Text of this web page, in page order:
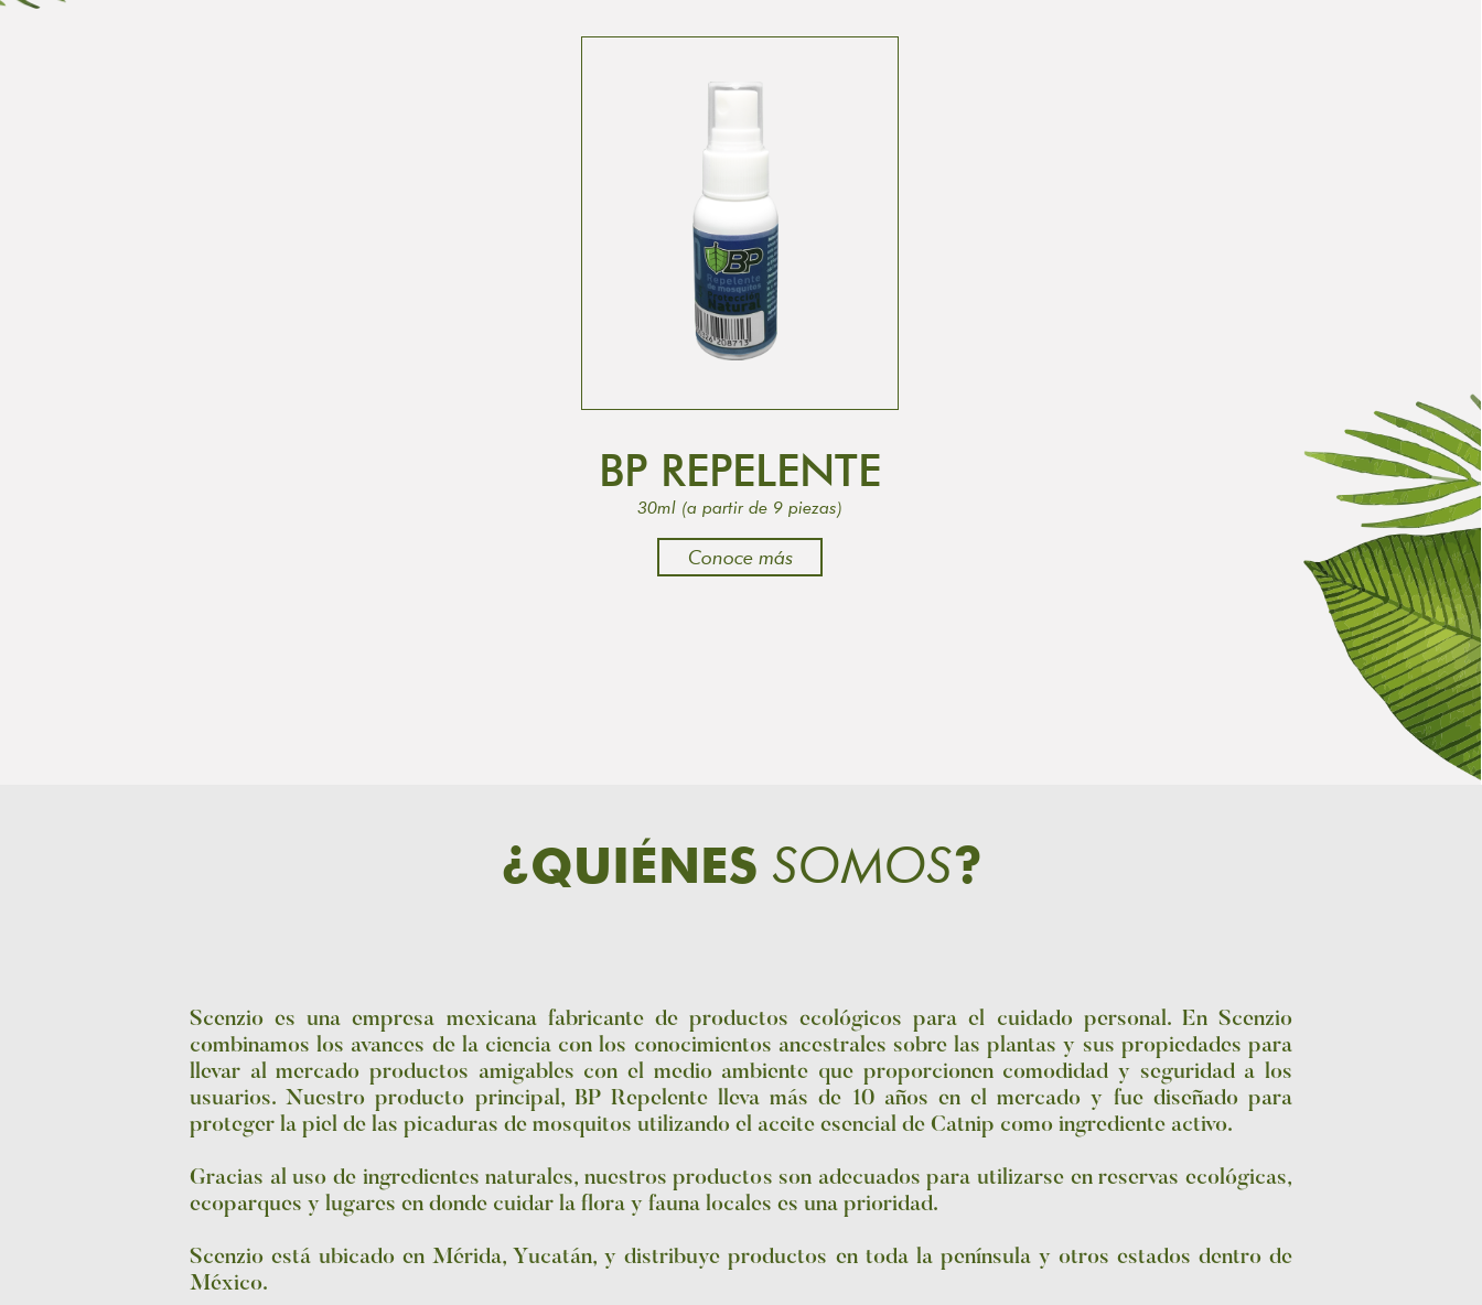
BP REPELENTE
30ml (a partir de 9 piezas)
Conoce más
¿QUIÉNES SOMOS?
Scenzio es una empresa mexicana fabricante de productos ecológicos para el cuidado personal. En Scenzio
combinamos los avances de la ciencia con los conocimientos ancestrales sobre las plantas y sus propiedades para
llevar al mercado productos amigables con el medio ambiente que proporcionen comodidad y seguridad a los
usuarios. Nuestro producto principal, BP Repelente lleva más de 10 años en el mercado y fue diseñado para
proteger la piel de las picaduras de mosquitos utilizando el aceite esencial de Catnip como ingrediente activo.
Gracias al uso de ingredientes naturales, nuestros productos son adecuados para utilizarse en reservas ecológicas,
ecoparques y lugares en donde cuidar la flora y fauna locales es una prioridad.
Scenzio está ubicado en Mérida, Yucatán, y distribuye productos en toda la península y otros estados dentro de
México.